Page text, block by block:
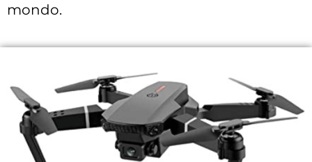
mondo.